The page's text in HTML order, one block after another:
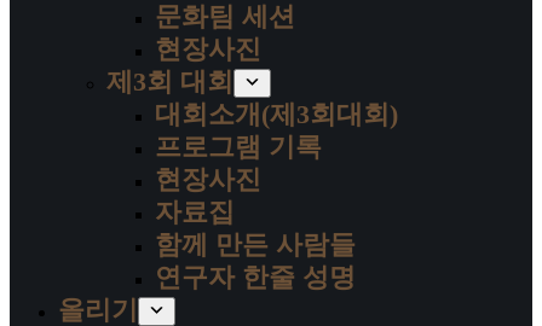
문화팀 세션
현장사진
제3회 대회
대회소개(제3회대회)
프로그램 기록
현장사진
자료집
함께 만든 사람들
연구자 한줄 성명
올리기